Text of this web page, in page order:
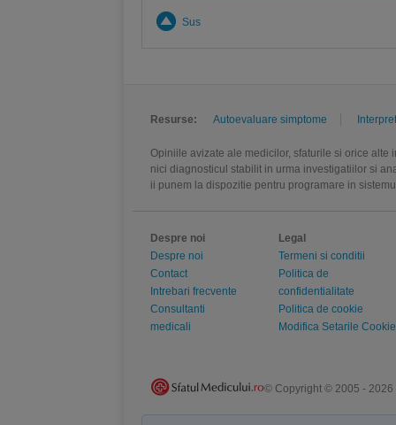
Sus
Resurse: Autoevaluare simptome
Opiniile avizate ale medicilor, sfaturile si orice
nici diagnosticul stabilit in urma investigatiilor si
ii punem la dispozitie pentru programare in
Despre noi
Despre noi
Contact
Intrebari frecvente
Consultanti
medicali
Legal
Termeni si conditii
Politica de
confidentialitate
Politica de cookie
Modifica Setarile Cookie
© Copyright © 2005 - 2026